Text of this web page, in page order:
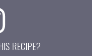
RECIPE?